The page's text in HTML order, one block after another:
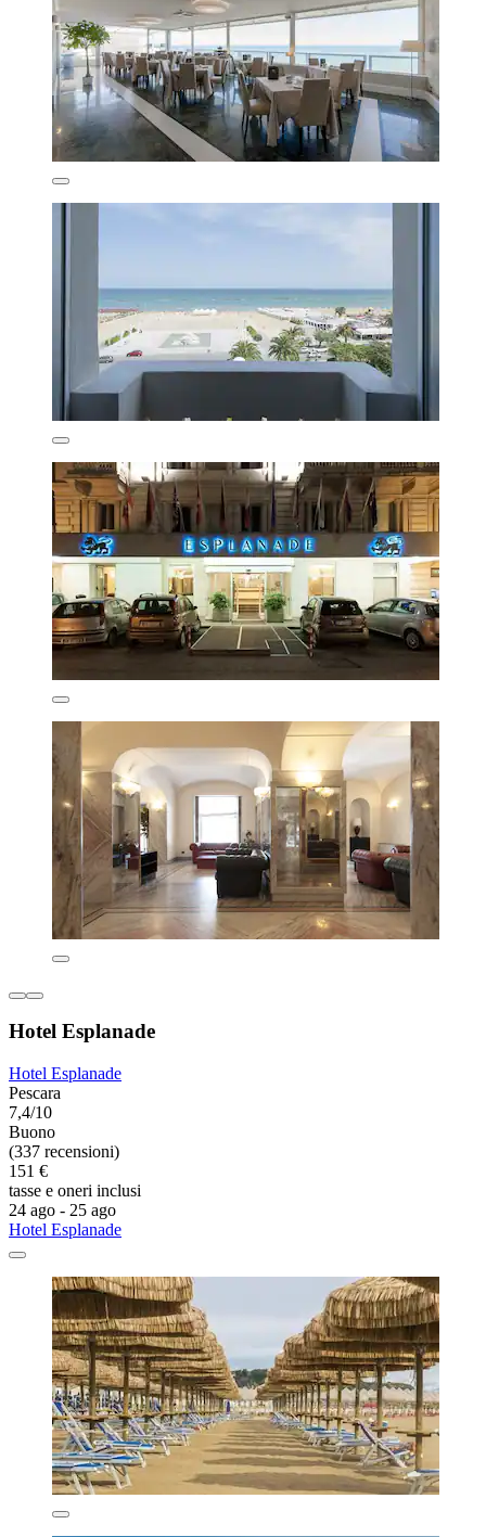
Hotel Esplanade
Hotel Esplanade
Pescara
7,4/10
Buono
(337 recensioni)
151 €
tasse e oneri inclusi
24 ago - 25 ago
Hotel Esplanade